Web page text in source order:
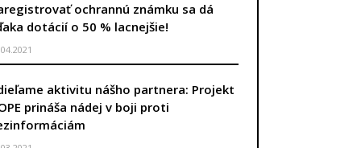
strana
ochrannú známku sa dá
dotácií o 50 % lacnejšie!
aktivitu nášho partnera: Projekt
prináša nádej v boji proti